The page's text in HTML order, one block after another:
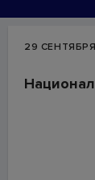
29